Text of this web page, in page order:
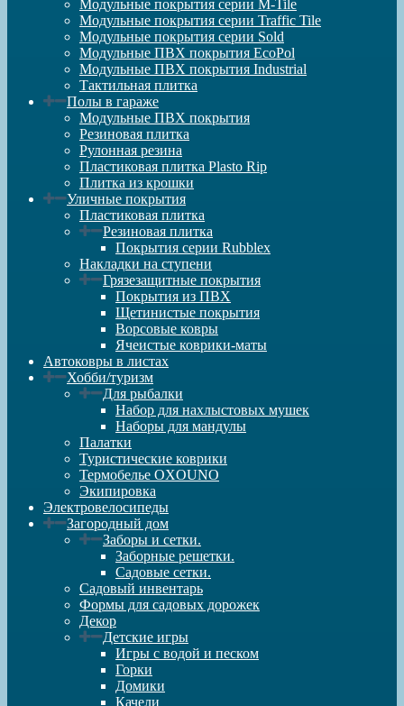
Модульные покрытия серии M-Tile
Модульные покрытия серии Traffic Tile
Модульные покрытия серии Sold
Модульные ПВХ покрытия EcoPol
Модульные ПВХ покрытия Industrial
Тактильная плитка
Полы в гараже
Модульные ПВХ покрытия
Резиновая плитка
Рулонная резина
Пластиковая плитка Plasto Rip
Плитка из крошки
Уличные покрытия
Пластиковая плитка
Резиновая плитка
Покрытия серии Rubblex
Накладки на ступени
Грязезащитные покрытия
Покрытия из ПВХ
Щетинистые покрытия
Ворсовые ковры
Ячеистые коврики-маты
Автоковры в листах
Хобби/туризм
Для рыбалки
Набор для нахлыстовых мушек
Наборы для мандулы
Палатки
Туристические коврики
Термобелье OXOUNO
Экипировка
Электровелосипеды
Загородный дом
Заборы и сетки.
Заборные решетки.
Садовые сетки.
Садовый инвентарь
Формы для садовых дорожек
Декор
Детские игры
Игры с водой и песком
Горки
Домики
Качели